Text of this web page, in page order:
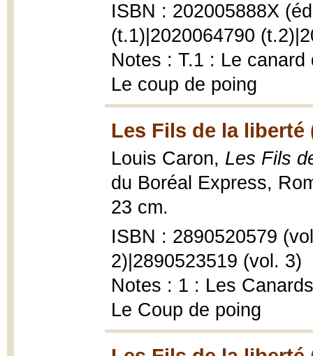
ISBN : 202005888X
(t.1)|2020064790
Notes : T.1 : Le
Le coup de poing
Les Fils de la liberté
Louis Caron, Les Fils
du Boréal Express,
23 cm.
ISBN : 2890520579
2)|2890523519 (vol. 3)
Notes : 1 : Les
Le Coup de poing